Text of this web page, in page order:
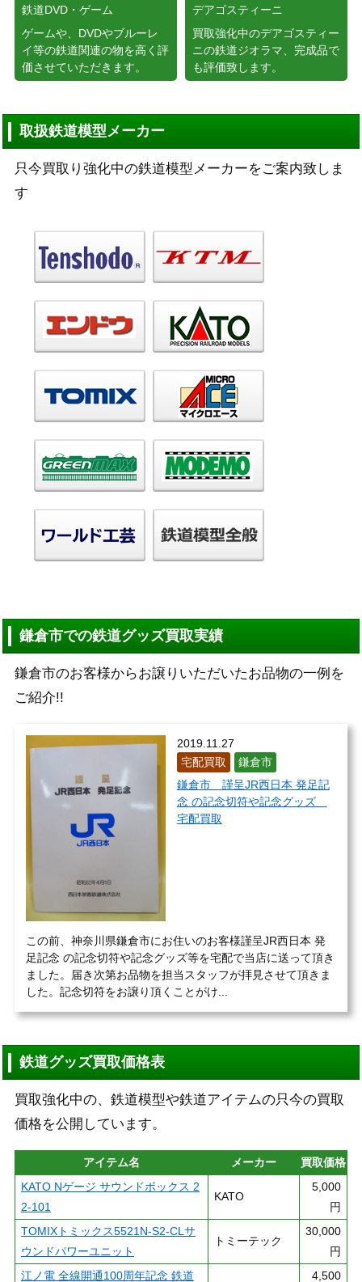
鉄道DVD・ゲーム
ゲームや、DVDやブルーレ
イ等の鉄道関連の物を高く評
価させていただきます。
デアゴスティーニ
買取強化中のデアゴスティー
ニの鉄道ジオラマ、完成品で
も評価致します。
取扱鉄道模型メーカー
只今買取り強化中の鉄道模型メーカーをご案内致しま
す
鎌倉市での鉄道グッズ買取実績
鎌倉市のお客様からお譲りいただいたお品物の一例を
ご紹介!!
2019.11.27
宅配買取
鎌倉市
鎌倉市 謹呈JR西日本 発足記
念 の記念切符や記念グッズ
宅配買取
この前、神奈川県鎌倉市にお住いのお客様謹呈JR西日本 発
足記念 の記念切符や記念グッズ等を宅配で当店に送って頂き
ました。届き次第お品物を担当スタッフが拝見させて頂きま
した。記念切符をお譲り頂くことがけ...
鉄道グッズ買取価格表
買取強化中の、鉄道模型や鉄道アイテムの只今の買取
価格を公開しています。
アイテム名 メーカー
買取価格
KATO Nゲージ サウンドボックス 2
2-101
KATO
5,000
円
TOMIXトミックス5521N-S2-CLサ
ウンドパワーユニット
トミーテック
30,000
円
江ノ電 全線開通100周年記念 鉄道
4,500